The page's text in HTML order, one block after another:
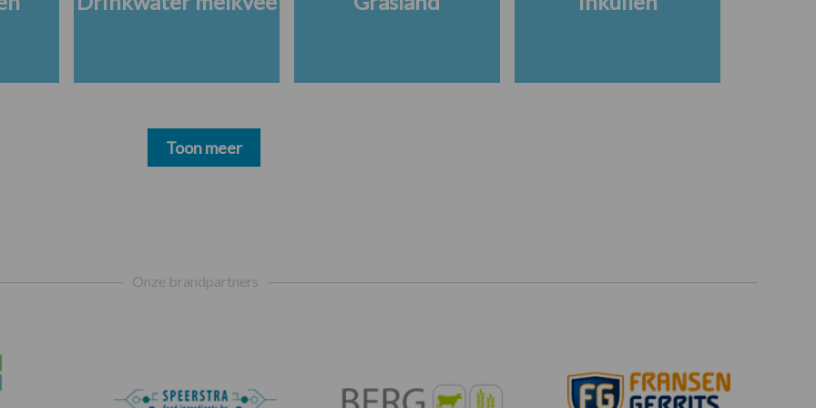
Toon meer
Onze brandpartners